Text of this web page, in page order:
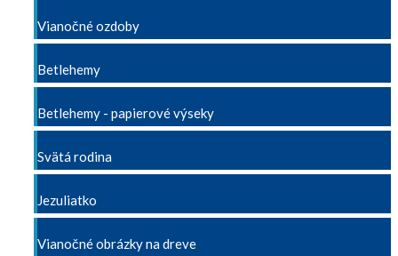
Vianočné ozdoby
Betlehemy
Betlehemy - papierové výseky
Svätá rodina
Jezuliatko
Vianočné obrázky na dreve